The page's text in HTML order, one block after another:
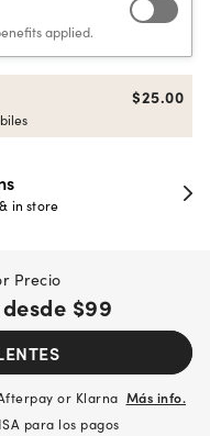
applied.
$25.00
in store
Precio
$99
or Klarna Más info.
para los pagos